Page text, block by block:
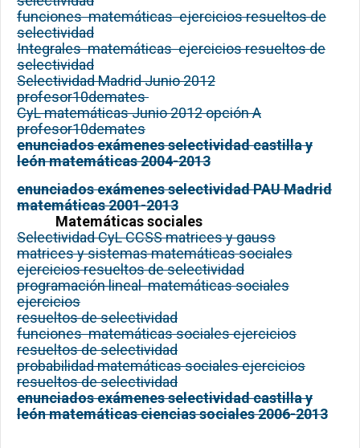
funciones matemáticas ejercicios resueltos de
selectividad
Integrales matemáticas ejercicios resueltos de
selectividad
Selectividad Madrid Junio 2012
profesor10demates
CyL matemáticas Junio 2012 opción A
profesor10demates
enunciados exámenes selectividad castilla y
león matemáticas 2004-2013
enunciados exámenes selectividad PAU Madrid
matemáticas 2001-2013
Matemáticas sociales
Selectividad CyL CCSS matrices y gauss
matrices y sistemas matemáticas sociales
ejercicios resueltos de selectividad
programación lineal matemáticas sociales
ejercicios
resueltos de selectividad
funciones matemáticas sociales ejercicios
resueltos de selectividad
probabilidad matemáticas sociales ejercicios
resueltos de selectividad
enunciados exámenes selectividad castilla y
león matemáticas ciencias sociales 2006-2013